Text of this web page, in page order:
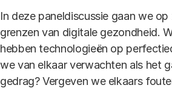
In deze paneldiscussie gaan we
grenzen van digitale gezondheid.
hebben technologieën op
we van elkaar verwachten als het
gedrag? Vergeven we elkaars